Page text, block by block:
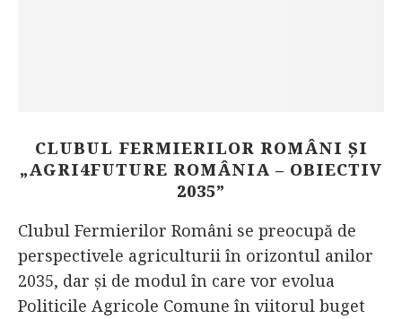
CLUBUL FERMIERILOR ROMÂNI ȘI
„AGRI4FUTURE ROMÂNIA – OBIECTIV
2035”
Clubul Fermierilor Români se preocupă de
perspectivele agriculturii în orizontul anilor
2035, dar și de modul în care vor evolua
Politicile Agricole Comune în viitorul buget